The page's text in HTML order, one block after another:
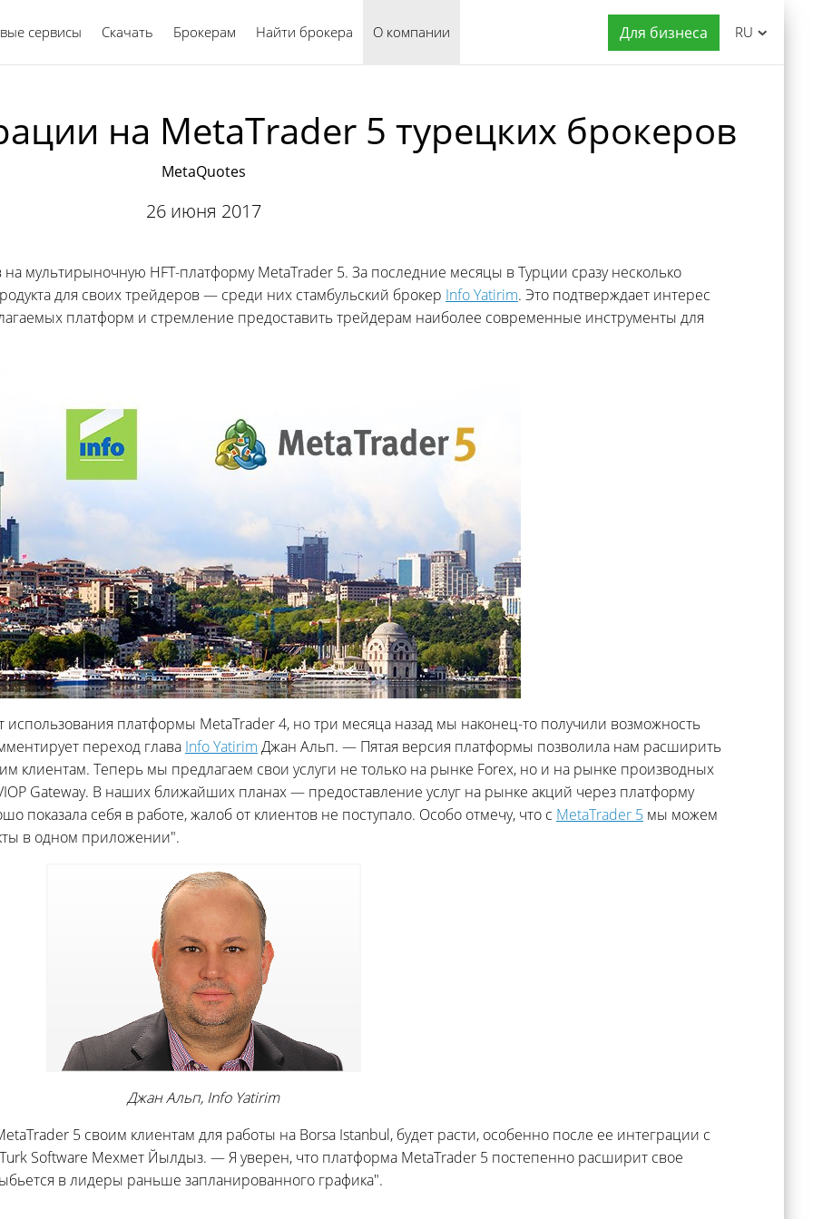
сервисы Скачать Брокерам Найти брокера О компании Для бизнеса
Русский RU
на MetaTrader 5 турецких брокеров
MetaQuotes
26 июня 2017
мультирыночную HFT-платформу MetaTrader 5. За последние месяцы в Турции сразу несколько
для своих трейдеров — среди них стамбульский брокер Info Yatirim. Это подтверждает интерес
платформ и стремление предоставить трейдерам наиболее современные инструменты для
платформы MetaTrader 4, но три месяца назад мы наконец-то получили возможность
переход глава Info Yatirim Джан Альп. — Пятая версия платформы позволила нам расширить
клиентам. Теперь мы предлагаем свои услуги не только на рынке Forex, но и на рынке производных
Gateway. В наших ближайших планах — предоставление услуг на рынке акций через платформу
показала себя в работе, жалоб от клиентов не поступало. Особо отмечу, что с MetaTrader 5 мы можем
в одном приложении".
Джан Альп, Info Yatirim
5 своим клиентам для работы на Borsa Istanbul, будет расти, особенно после ее интеграции с
Software Мехмет Йылдыз. — Я уверен, что платформа MetaTrader 5 постепенно расширит свое
в лидеры раньше запланированного графика".